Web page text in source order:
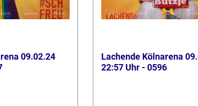
09.02.24
Lachende Kölnarena
22:57 Uhr - 0596